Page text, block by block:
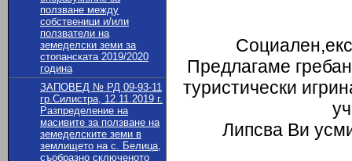
ползване между
собственици и/или
ползватели на
земеделски земи за
стопанската 2019/2020
година
ЗАПОВЕД № РД 09-93-11
гр.Силистра, 12.11.2019 г.
Разпределение на
масивите за ползване на
земеделските земи в
землището на с. Белица,
съобразно сключеното
Предлагаме
туристически
Липсва Ви